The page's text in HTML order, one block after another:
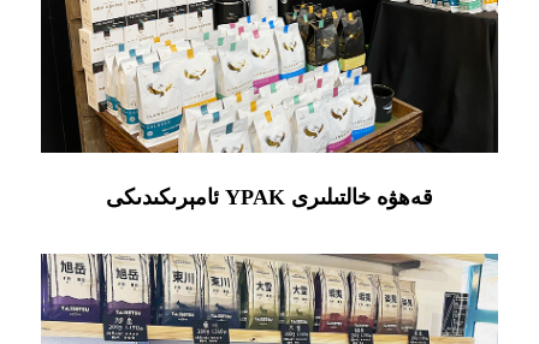
ئامېرىكىدىكى YPAK قەھۋە خالتىلىرى